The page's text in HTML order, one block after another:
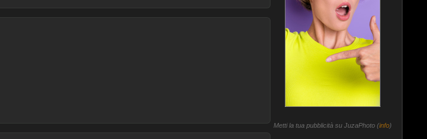
Metti la tua pubblicità su JuzaPhoto (info)